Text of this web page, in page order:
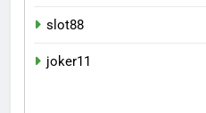
slot88
joker11